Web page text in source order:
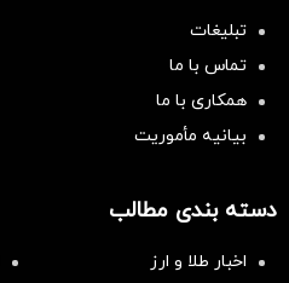
تبلیغات
تماس با ما
همکاری با ما
بیانیه مأموریت
دسته بندی مطالب
اخبار طلا و ارز